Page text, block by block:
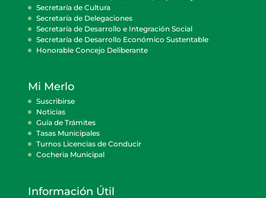
Secretaría de Cultura
Secretaría de Delegaciones
Secretaría de Desarrollo e Integración Social
Secretaría de Desarrollo Económico Sustentable
Honorable Concejo Deliberante
Mi Merlo
Suscribirse
Noticias
Guía de Trámites
Tasas Municipales
Turnos Licencias de Conducir
Cocheria Municipal
Información Útil